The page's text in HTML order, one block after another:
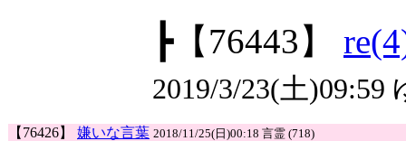
┣【76443】
2019/3/23(土)09:59
【76426】 嫌いな言葉 2018/11/25(日)00:18 言霊 (718)